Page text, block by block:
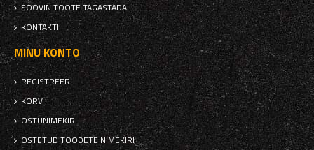
SOOVIN TOOTE TAGASTADA
KONTAKTI
MINU KONTO
REGISTREERI
KORV
OSTUNIMEKIRI
OSTETUD TOODETE NIMEKIRI